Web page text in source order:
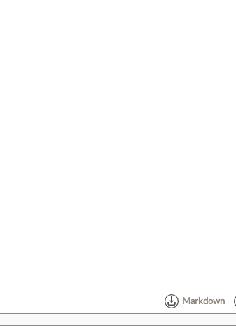
Markdown